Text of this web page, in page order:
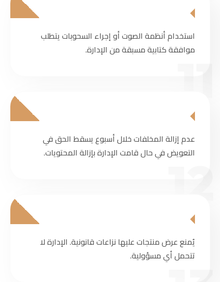
استخدام أنظمة الصوت أو إجراء السحوبات يتطلب
موافقة كتابية مسبقة من الإدارة.
عدم إزالة المخلفات خلال أسبوع يسقط الحق في
التعويض في حال قامت الإدارة بإزالة المحتويات.
يُمنع عرض منتجات عليها نزاعات قانونية. الإدارة لا
تتحمل أي مسؤولية.